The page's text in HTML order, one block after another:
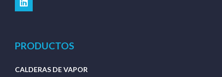
PRODUCTOS
CALDERAS DE VAPOR